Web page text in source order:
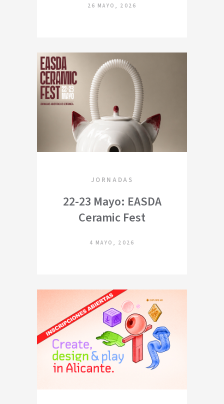
26 MAYO, 2026
JORNADAS
22-23 Mayo: EASDA
Ceramic Fest
4 MAYO, 2026